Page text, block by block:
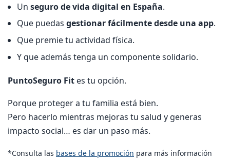
Unseguro de vida digital en España.
Que puedasgestionar fácilmente desde una app.
Que premie tu actividad física.
Y que además tenga un componente solidario.
PuntoSeguro Fit es tu opción.
Porque proteger a tu familia está bien.
Pero hacerlo mientras mejoras tu salud y generas
impacto social… es dar un paso más.
*Consulta las bases de la promoción para más información